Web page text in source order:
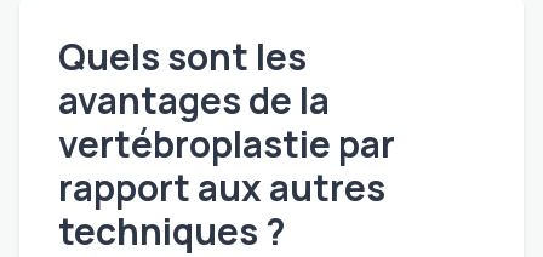
Quels sont les
avantages de la
vertébroplastie par
rapport aux autres
techniques ?